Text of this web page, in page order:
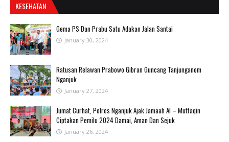
KESEHATAN
Gema PS Dan Prabu Satu Adakan Jalan Santai
January 30, 2024
Ratusan Relawan Prabowo Gibran Guncang Tanjunganom
Nganjuk
January 27, 2024
Jumat Curhat, Polres Nganjuk Ajak Jamaah Al – Muttaqin
Ciptakan Pemilu 2024 Damai, Aman Dan Sejuk
January 26, 2024